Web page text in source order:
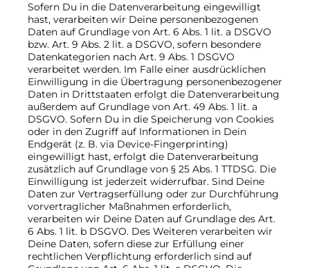
Sofern Du in die Datenverarbeitung eingewilligt
hast, verarbeiten wir Deine personenbezogenen
Daten auf Grundlage von Art. 6 Abs. 1 lit. a DSGVO
bzw. Art. 9 Abs. 2 lit. a DSGVO, sofern besondere
Datenkategorien nach Art. 9 Abs. 1 DSGVO
verarbeitet werden. Im Falle einer ausdrücklichen
Einwilligung in die Übertragung personenbezogener
Daten in Drittstaaten erfolgt die Datenverarbeitung
außerdem auf Grundlage von Art. 49 Abs. 1 lit. a
DSGVO. Sofern Du in die Speicherung von Cookies
oder in den Zugriff auf Informationen in Dein
Endgerät (z. B. via Device-Fingerprinting)
eingewilligt hast, erfolgt die Datenverarbeitung
zusätzlich auf Grundlage von § 25 Abs. 1 TTDSG. Die
Einwilligung ist jederzeit widerrufbar. Sind Deine
Daten zur Vertragserfüllung oder zur Durchführung
vorvertraglicher Maßnahmen erforderlich,
verarbeiten wir Deine Daten auf Grundlage des Art.
6 Abs. 1 lit. b DSGVO. Des Weiteren verarbeiten wir
Deine Daten, sofern diese zur Erfüllung einer
rechtlichen Verpflichtung erforderlich sind auf